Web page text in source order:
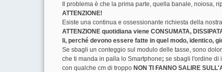
Il problema è che la prima parte, quella banale, noiosa,
ATTENZIONE!
Esiste una continua e ossessionante richiesta della nostra
ATTENZIONE quotidiana viene CONSUMATA,
li, perché devono essere fatte in quel modo, identico,
Se sbagli un conteggio sul modulo delle tasse, sono
che ti manda in palla lo Smartphone; se sbagli l'ordine di
con qualche cm di troppo NON TI FANNO SALIRE